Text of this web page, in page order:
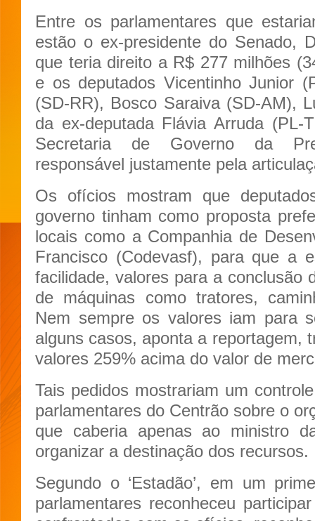
Entre os parlamentares que
estão o ex-presidente do Senado,
que teria direito a R$ 277 milhões
e os deputados Vicentinho Junior
(SD-RR), Bosco Saraiva (SD-AM),
da ex-deputada Flávia Arruda (PL-
Secretaria de Governo da
responsável justamente pela
Os ofícios mostram que
governo tinham como proposta
locais como a Companhia de
Francisco (Codevasf), para que a
facilidade, valores para a conclusão
de máquinas como tratores,
Nem sempre os valores iam para
alguns casos, aponta a reportagem,
valores 259% acima do valor de
Tais pedidos mostrariam um
parlamentares do Centrão sobre o
que caberia apenas ao ministro
organizar a destinação dos recursos.
Segundo o ‘Estadão’, em um
parlamentares reconheceu